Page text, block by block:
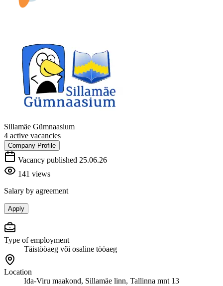
Sillamäe Gümnaasium
4 active vacancies
Company Profile
Vacancy published 25.06.26
141 views
Salary by agreement
Apply
Type of employment
Täistööaeg või osaline tööaeg
Location
Ida-Viru maakond, Sillamäe linn, Tallinna mnt 13